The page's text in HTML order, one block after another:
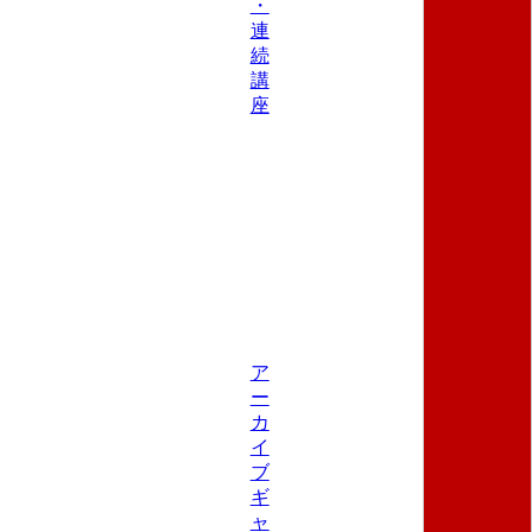
・
連
続
講
座
ア
ー
カ
イ
ブ
ギ
ャ